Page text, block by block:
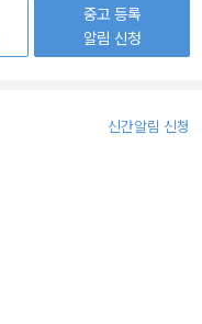
중고 등록
알림 신청
신간알림 신청